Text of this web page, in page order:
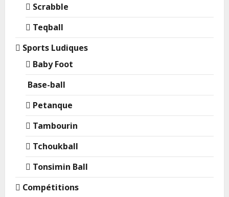
Scrabble
Teqball
Sports Ludiques
Baby Foot
Base-ball
Petanque
Tambourin
Tchoukball
Tonsimin Ball
Compétitions